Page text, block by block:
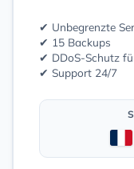
✔ Unbegrenzte
✔ 15 Backups
✔ DDoS-Schutz
✔ Support 24/7